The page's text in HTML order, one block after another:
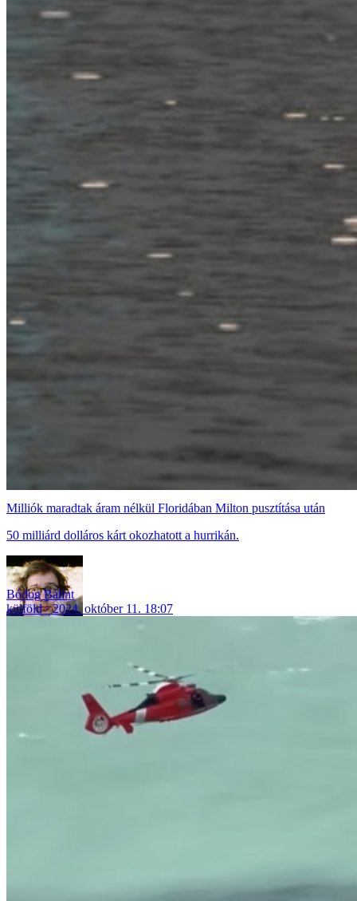
Milliók maradtak áram nélkül Floridában Milton pusztítása után
50 milliárd dolláros kárt okozhatott a hurrikán.
Bódog Bálint
külföld
2024. október 11. 18:07